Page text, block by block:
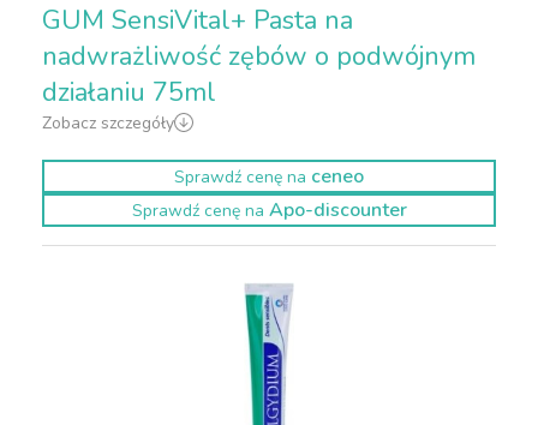
GUM SensiVital+ Pasta na
nadwrażliwość zębów o podwójnym
działaniu 75ml
Zobacz szczegóły
Sprawdź cenę na ceneo
Sprawdź cenę na Apo-discounter